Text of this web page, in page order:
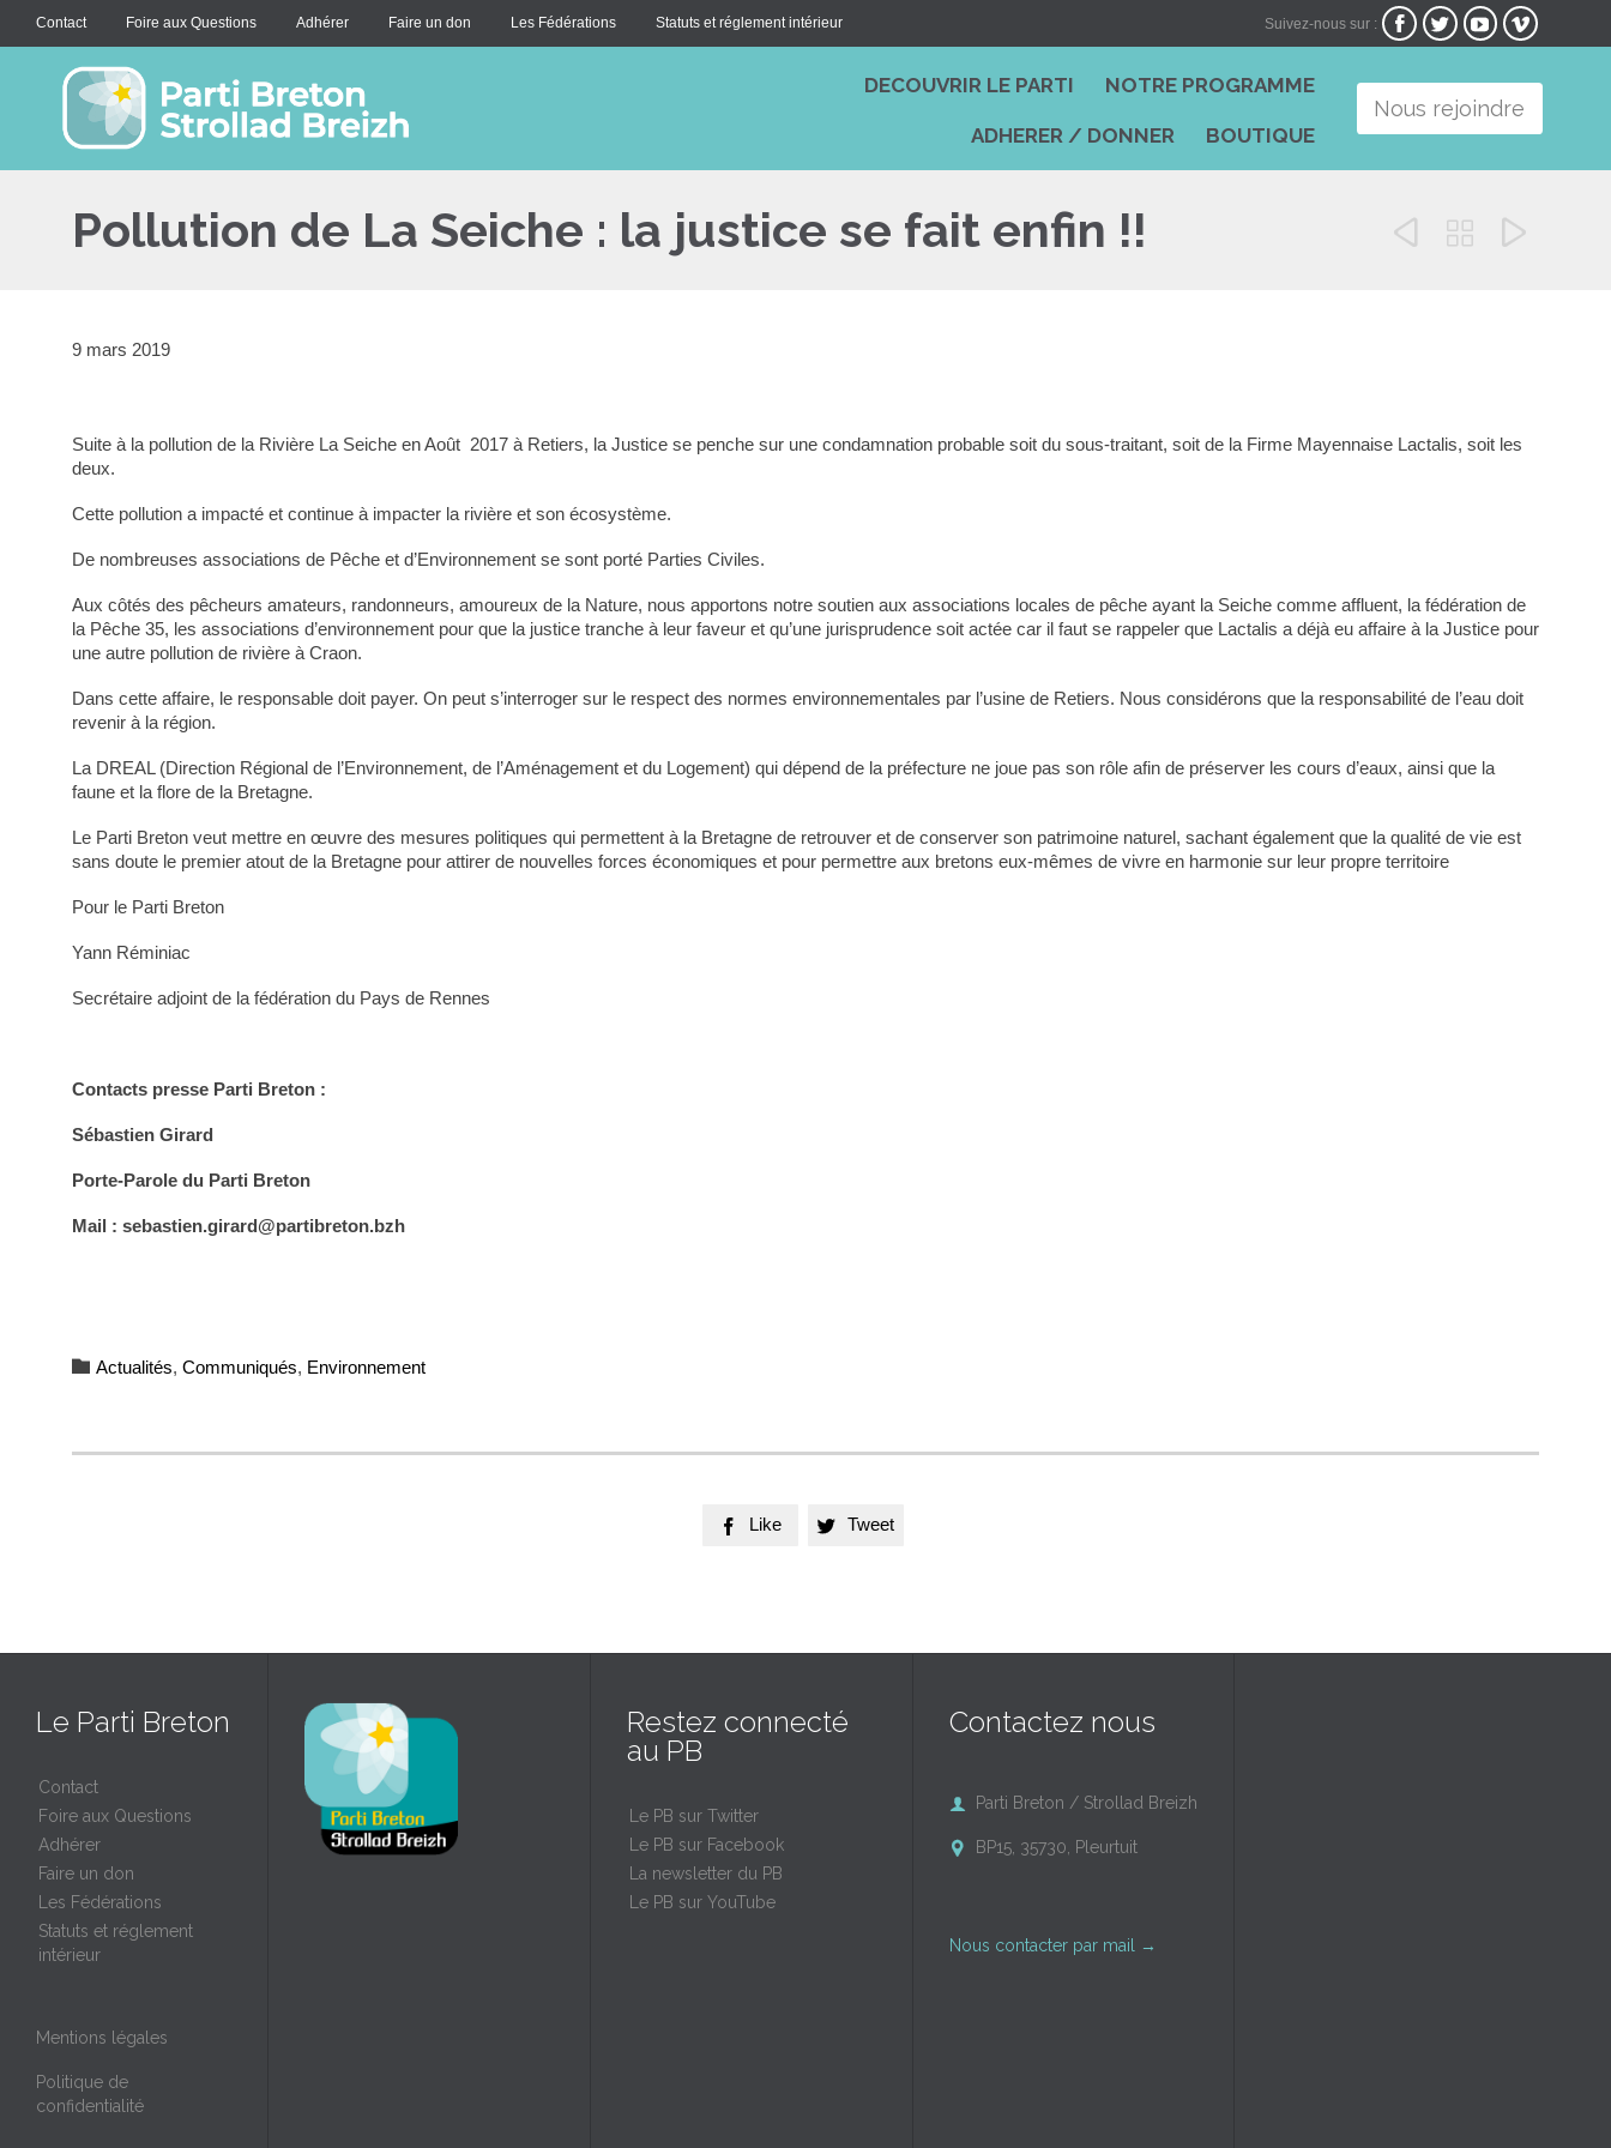
Contact Foire aux Questions Adhérer Faire un don Les Fédérations Statuts et réglement intérieur Suivez-nous sur :    
content
DECOUVRIR LE PARTI NOTRE PROGRAMME
ADHERER / DONNER BOUTIQUE
Nous rejoindre
Pollution de La Seiche : la justice se fait enfin !!   
9 mars 2019
Suite à la pollution de la Rivière La Seiche en Août 2017 à Retiers, la Justice se penche sur une condamnation probable soit du sous-traitant, soit de la Firme Mayennaise Lactalis, soit les
deux.
Cette pollution a impacté et continue à impacter la rivière et son écosystème.
De nombreuses associations de Pêche et d’Environnement se sont porté Parties Civiles.
Aux côtés des pêcheurs amateurs, randonneurs, amoureux de la Nature, nous apportons notre soutien aux associations locales de pêche ayant la Seiche comme affluent, la fédération de
la Pêche 35, les associations d’environnement pour que la justice tranche à leur faveur et qu’une jurisprudence soit actée car il faut se rappeler que Lactalis a déjà eu affaire à la Justice pour
une autre pollution de rivière à Craon.
Dans cette affaire, le responsable doit payer. On peut s’interroger sur le respect des normes environnementales par l’usine de Retiers. Nous considérons que la responsabilité de l’eau doit
revenir à la région.
La DREAL (Direction Régional de l’Environnement, de l’Aménagement et du Logement) qui dépend de la préfecture ne joue pas son rôle afin de préserver les cours d’eaux, ainsi que la
faune et la flore de la Bretagne.
Le Parti Breton veut mettre en œuvre des mesures politiques qui permettent à la Bretagne de retrouver et de conserver son patrimoine naturel, sachant également que la qualité de vie est
sans doute le premier atout de la Bretagne pour attirer de nouvelles forces économiques et pour permettre aux bretons eux-mêmes de vivre en harmonie sur leur propre territoire
Pour le Parti Breton
Yann Réminiac
Secrétaire adjoint de la fédération du Pays de Rennes
Contacts presse Parti Breton :
Sébastien Girard
Porte-Parole du Parti Breton
Mail : sebastien.girard@partibreton.bzh
 Category
Actualités, Communiqués, Environnement
 Like  Tweet
Le Parti Breton
Contact
Foire aux Questions
Adhérer
Faire un don
Les Fédérations
Statuts et réglement
intérieur
Mentions légales
Politique de
confidentialité
Restez connecté
au PB
Le PB sur Twitter
Le PB sur Facebook
La newsletter du PB
Le PB sur YouTube
Contactez nous
 Parti Breton / Strollad Breizh
 BP15, 35730, Pleurtuit
Nous contacter par mail →